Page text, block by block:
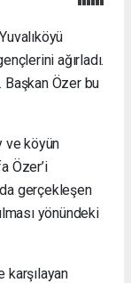
ağırladı.
Başkan Özer bu
ve köyün
Özer’i
gerçekleşen
yönündeki
karşılayan